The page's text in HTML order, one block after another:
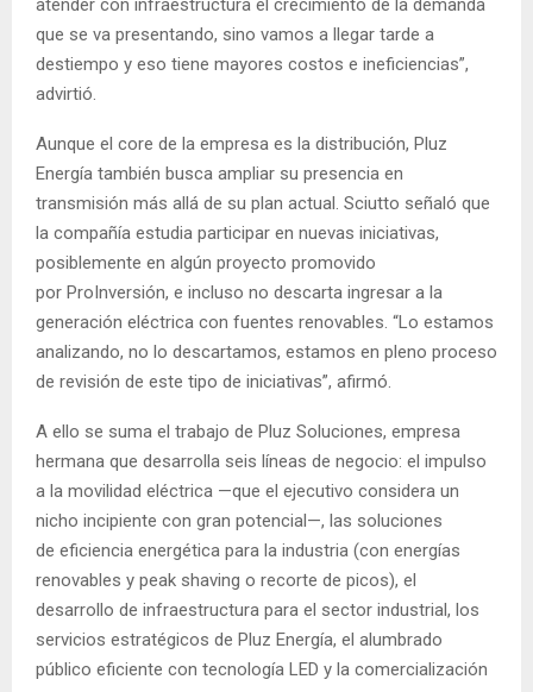
atender con infraestructura el crecimiento de la demanda
que se va presentando, sino vamos a llegar tarde a
destiempo y eso tiene mayores costos e ineficiencias”,
advirtió.
Aunque el core de la empresa es la distribución, Pluz
Energía también busca ampliar su presencia en
transmisión más allá de su plan actual. Sciutto señaló que
la compañía estudia participar en nuevas iniciativas,
posiblemente en algún proyecto promovido
por ProInversión, e incluso no descarta ingresar a la
generación eléctrica con fuentes renovables. “Lo estamos
analizando, no lo descartamos, estamos en pleno proceso
de revisión de este tipo de iniciativas”, afirmó.
A ello se suma el trabajo de Pluz Soluciones, empresa
hermana que desarrolla seis líneas de negocio: el impulso
a la movilidad eléctrica —que el ejecutivo considera un
nicho incipiente con gran potencial—, las soluciones
de eficiencia energética para la industria (con energías
renovables y peak shaving o recorte de picos), el
desarrollo de infraestructura para el sector industrial, los
servicios estratégicos de Pluz Energía, el alumbrado
público eficiente con tecnología LED y la comercialización